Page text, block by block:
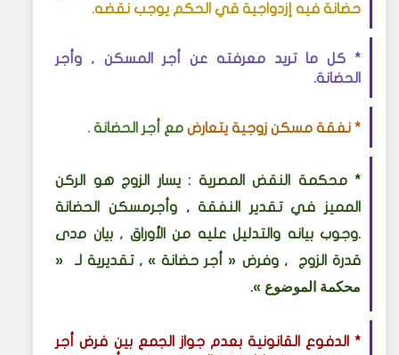
حضانة فيه إزدواجية قي الحكم يوجب نقضه.
* كل ما تريد معرفته عن أجر المسكن , وأجر
الحضانة.
* نفقة مسكن زوجية يتعارض مع أجر الحضانة .
* محكمة النقض المصرية : يسار الزوج هو الركن
المميز في تقدير النفقة , وأجرمسكن الحضانة
.وجوب بيانه والتدليل عليه من الأوراق , ﺑﻳﺎن ﻣدى
قدرة الزوج , وفرض « أجر حضانة » , تقديرية لـ
«
محكمة الموضوع ».
* الدفوع القانونيةبعدم جواز الجمع بين فرض أجر